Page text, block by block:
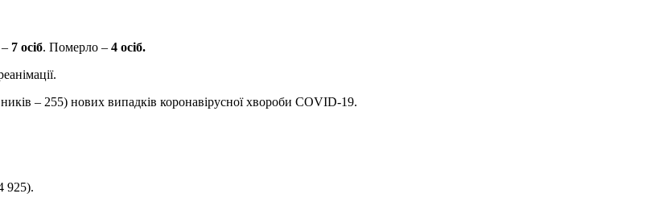
7 осіб. Померло – 4 осіб.
– 255) нових випадків коронавірусної хвороби COVID-19.
925).